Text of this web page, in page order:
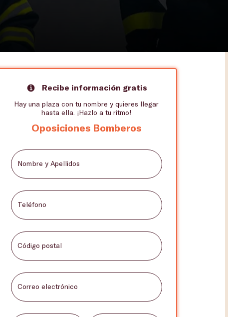
Recibe información gratis
Hay una plaza con tu nombre y quieres llegar
hasta ella. ¡Hazlo a tu ritmo!
Oposiciones Bomberos
Nombre y Apellidos
Teléfono
Código postal
Correo electrónico